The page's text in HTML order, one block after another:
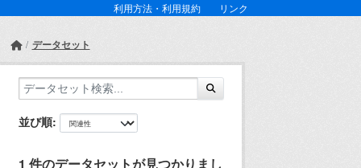
利用方法・利用規約 リンク
データセット
並び順
1 件のデータセットが見つかりまし